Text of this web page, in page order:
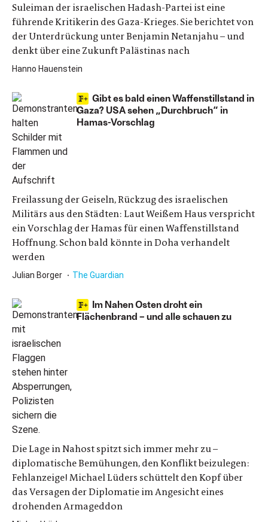
Suleiman der israelischen Hadash-Partei ist eine
führende Kritikerin des Gaza-Krieges. Sie berichtet von
der Unterdrückung unter Benjamin Netanjahu – und
denkt über eine Zukunft Palästinas nach
Hanno Hauenstein
Gibt es bald einen Waffenstillstand in
Gaza? USA sehen „Durchbruch“ in
Hamas-Vorschlag
Freilassung der Geiseln, Rückzug des israelischen
Militärs aus den Städten: Laut Weißem Haus verspricht
ein Vorschlag der Hamas für einen Waffenstillstand
Hoffnung. Schon bald könnte in Doha verhandelt
werden
Julian Borger The Guardian
Im Nahen Osten droht ein
Flächenbrand – und alle schauen zu
Die Lage in Nahost spitzt sich immer mehr zu –
diplomatische Bemühungen, den Konflikt beizulegen:
Fehlanzeige! Michael Lüders schüttelt den Kopf über
das Versagen der Diplomatie im Angesicht eines
drohenden Armageddon